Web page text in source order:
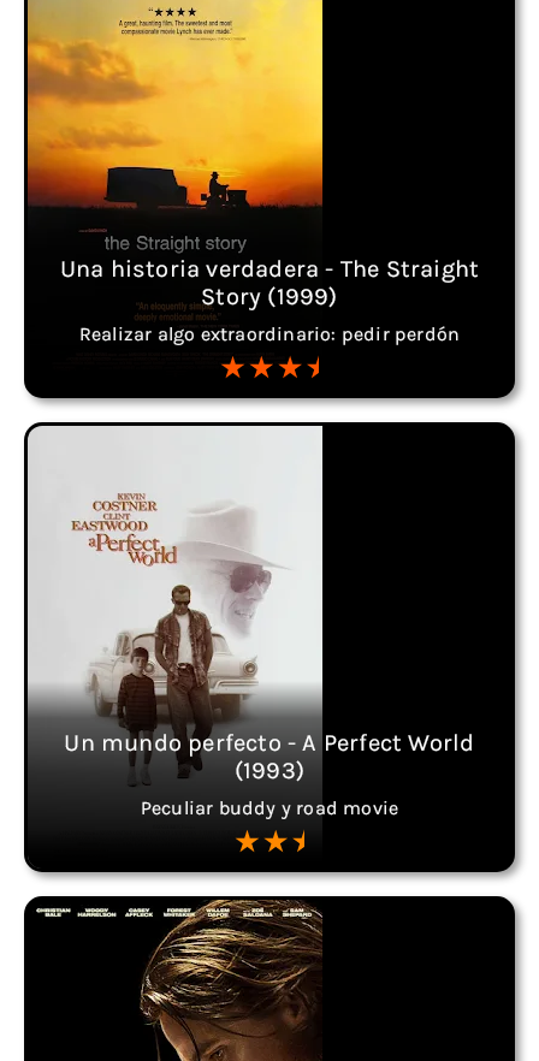
Una historia verdadera - The Straight
Story (1999)
Realizar algo extraordinario: pedir perdón
Un mundo perfecto - A Perfect World
(1993)
Peculiar buddy y road movie